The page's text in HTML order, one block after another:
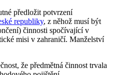
předložit potvrzení
republiky, z něhož musí být
činnosti spočívající v
misi v zahraničí. Manželství
že předmětná činnost trvala